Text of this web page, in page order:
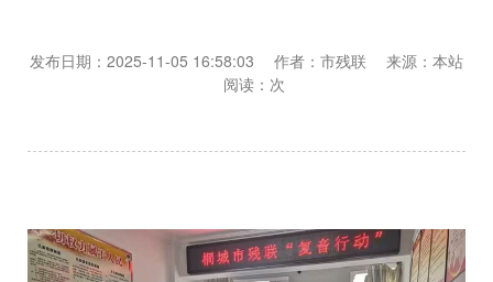
发布日期：2025-11-05 16:58:03 作者：市残联 来源：本站
阅读： 次